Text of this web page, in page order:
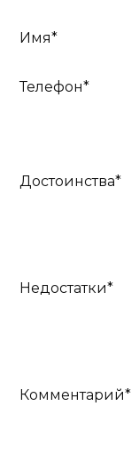
Имя*
Телефон*
Достоинства*
Недостатки*
Комментарий*